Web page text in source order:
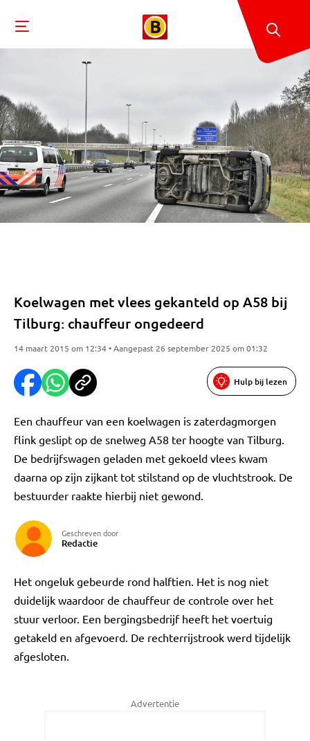
Koelwagen met vlees gekanteld op A58 bij
Tilburg: chauffeur ongedeerd
14 maart 2015 om 12:34 • Aangepast 26 september 2025 om 01:32
Hulp bij lezen
Een chauffeur van een koelwagen is zaterdagmorgen
flink geslipt op de snelweg A58 ter hoogte van Tilburg.
De bedrijfswagen geladen met gekoeld vlees kwam
daarna op zijn zijkant tot stilstand op de vluchtstrook. De
bestuurder raakte hierbij niet gewond.
Geschreven door
Redactie
Het ongeluk gebeurde rond halftien. Het is nog niet
duidelijk waardoor de chauffeur de controle over het
stuur verloor. Een bergingsbedrijf heeft het voertuig
getakeld en afgevoerd. De rechterrijstrook werd tijdelijk
afgesloten.
Advertentie